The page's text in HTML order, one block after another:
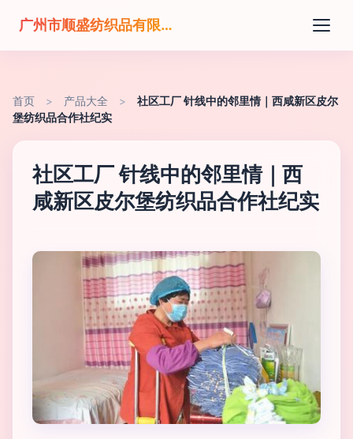
广州市顺盛纺织品有限公司
首页 > 产品大全 >
社区工厂 针线中的邻里情｜西咸新区皮尔
堡纺织品合作社纪实
社区工厂 针线中的邻里情｜西
咸新区皮尔堡纺织品合作社纪实